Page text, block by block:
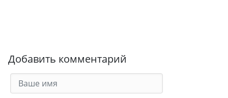
Добавить комментарий